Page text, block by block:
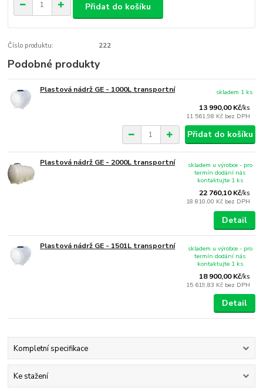
Přidat do košíku
Číslo produktu: 222
Podobné produkty
Plastová nádrž GE - 1000L transportní
13 990,00 Kč/ks
11 561,98 Kč bez DPH
skladem 1 ks
Přidat do košíku
Plastová nádrž GE - 2000L transportní
22 760,10 Kč/ks
18 810,00 Kč bez DPH
skladem u výrobce - pro
termín dodání nás
kontaktujte 1 ks
Detail
Plastová nádrž GE - 1501L transportní
18 900,00 Kč/ks
15 619,83 Kč bez DPH
skladem u výrobce - pro
termín dodání nás
kontaktujte 1 ks
Detail
Kompletní specifikace
Ke stažení